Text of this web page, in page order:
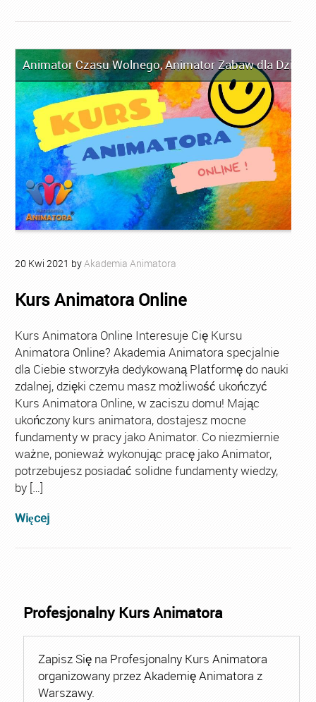
Animator Czasu Wolnego,Animator Zabaw dla Dzieci
20 Kwi 2021 byAkademia Animatora
Kurs Animatora Online
Kurs Animatora Online Interesuje Cię Kursu
Animatora Online? Akademia Animatora specjalnie
dla Ciebie stworzyła dedykowaną Platformę do nauki
zdalnej, dzięki czemu masz możliwość ukończyć
Kurs Animatora Online, w zaciszu domu! Mając
ukończony kurs animatora, dostajesz mocne
fundamenty w pracy jako Animator. Co niezmiernie
ważne, ponieważ wykonując pracę jako Animator,
potrzebujesz posiadać solidne fundamenty wiedzy,
by […]
Więcej
Profesjonalny Kurs Animatora
Zapisz Się na Profesjonalny Kurs Animatora
organizowany przez Akademię Animatora z
Warszawy.